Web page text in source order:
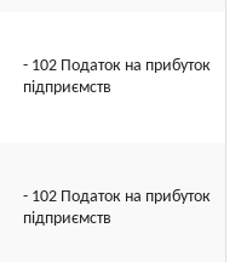
- 102 Податок на прибуток
підприємств
- 102 Податок на прибуток
підприємств